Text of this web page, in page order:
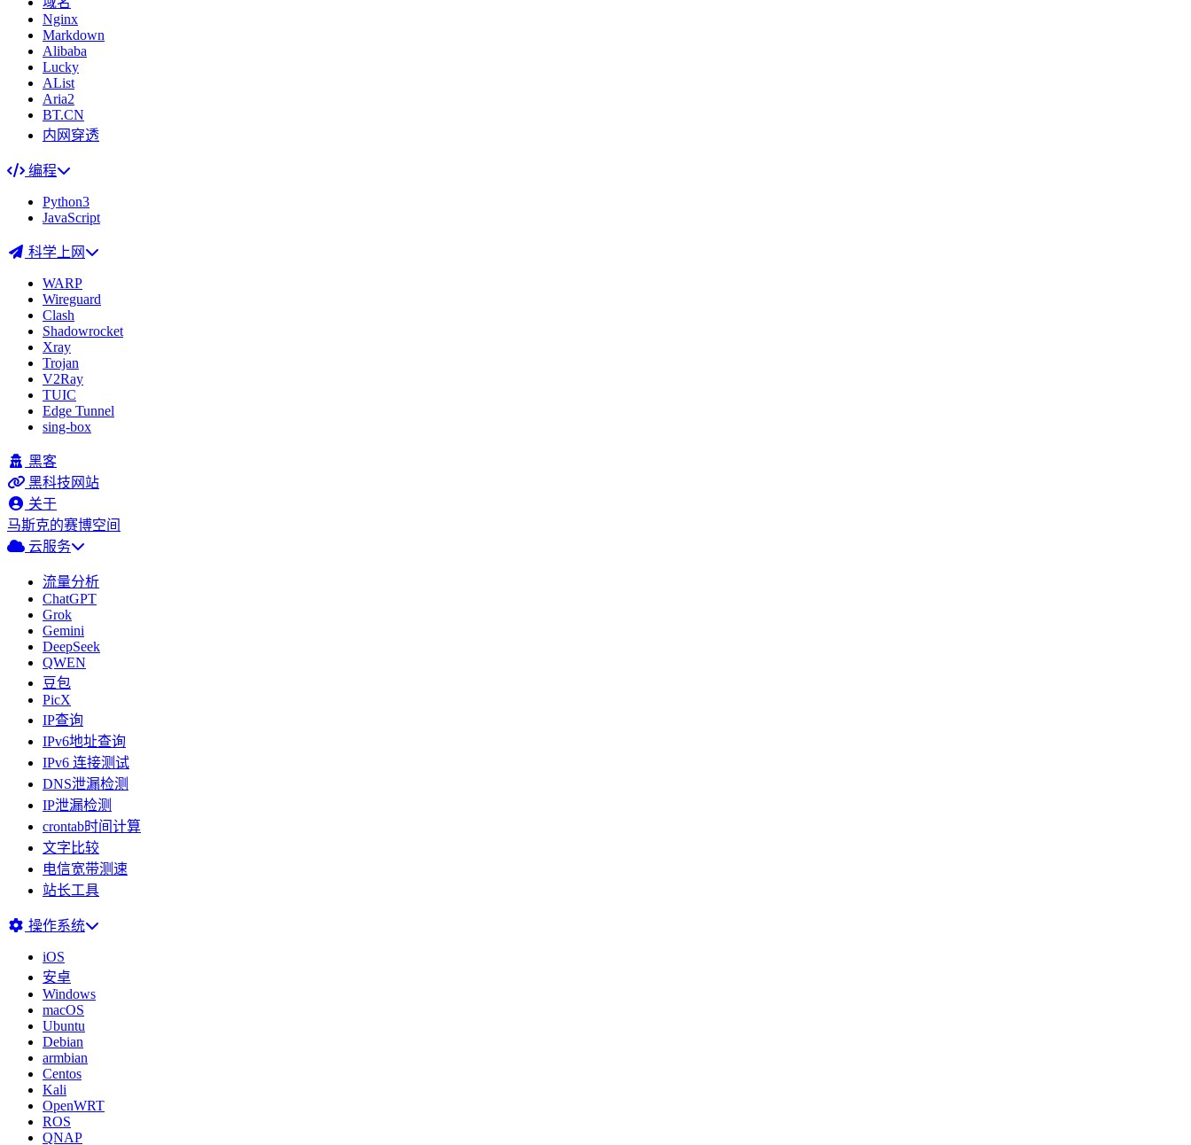
Nginx
Markdown
Alibaba
Lucky
AList
Aria2
BT.CN
内网穿透
编程
Python3
JavaScript
科学上网
WARP
Wireguard
Clash
Shadowrocket
Xray
Trojan
V2Ray
TUIC
Edge Tunnel
sing-box
黑客
黑科技网站
关于
马斯克的赛博空间
云服务
流量分析
ChatGPT
Grok
Gemini
DeepSeek
QWEN
豆包
PicX
IP查询
IPv6地址查询
IPv6 连接测试
DNS泄漏检测
IP泄漏检测
crontab时间计算
文字比较
电信宽带测速
站长工具
操作系统
iOS
安卓
Windows
macOS
Ubuntu
Debian
armbian
Centos
Kali
OpenWRT
ROS
QNAP